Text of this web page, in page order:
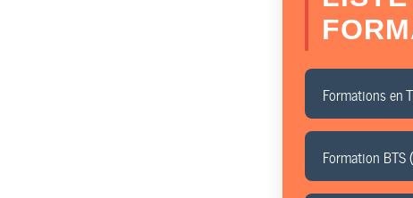
Formations en
Formation BTS